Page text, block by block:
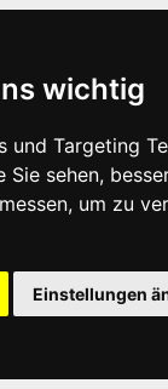
wichtig
und Targeting
sehen,
um zu
Einstellungen